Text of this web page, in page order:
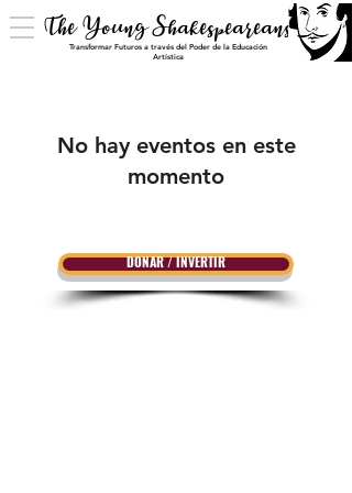
The Young Shakespeareans
Transformar Futuros a través del Poder de la Educación
Artística
No hay eventos en este
momento
DONAR / INVERTIR